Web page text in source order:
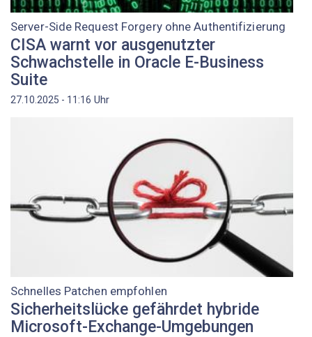
Server-Side Request Forgery ohne Authentifizierung
CISA warnt vor ausgenutzter
Schwachstelle in Oracle E-Business
Suite
27.10.2025 - 11:16 Uhr
Schnelles Patchen empfohlen
Sicherheitslücke gefährdet hybride
Microsoft-Exchange-Umgebungen